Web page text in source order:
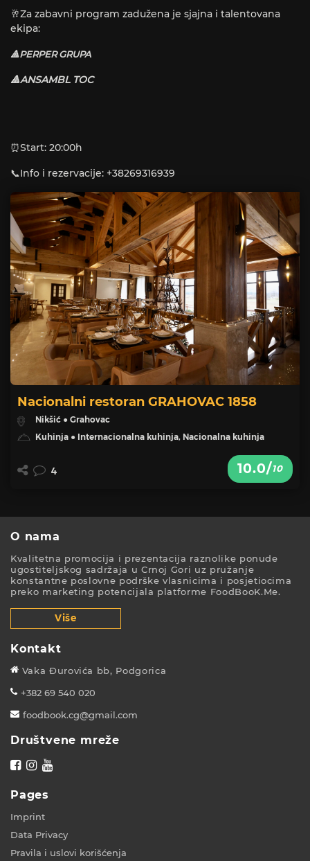
🥂Za zabavni program zadužena je sjajna i talentovana
ekipa:
🔺️PERPER GRUPA
🔺️ANSAMBL TOC
⏰️Start: 20:00h
📞Info i rezervacije: +38269316939
Nacionalni restoran GRAHOVAC 1858
Nikšić ● Grahovac
Kuhinja ● Internacionalna kuhinja, Nacionalna kuhinja
10.0/10
4
O nama
Kvalitetna promocija i prezentacija raznolike ponude
ugostiteljskog sadržaja u Crnoj Gori uz pružanje
konstantne poslovne podrške vlasnicima i posjetiocima
preko marketing potencijala platforme FoodBooK.Me.
Više
Kontakt
Vaka Đurovića bb, Podgorica
+382 69 540 020
foodbook.cg@gmail.com
Društvene mreže
Pages
Imprint
Data Privacy
Pravila i uslovi korišćenja